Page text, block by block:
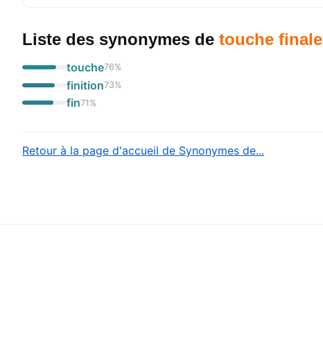
Liste des synonymes de touche finale
touche76%
finition73%
fin71%
Retour à la page d'accueil de Synonymes de...